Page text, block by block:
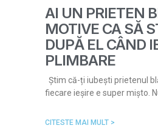
AI UN PRIETEN
MOTIVE CA SĂ
DUPĂ EL CÂND
PLIMBARE
Știm că-ți iubești prietenul
fiecare ieșire e super mișto.
CITESTE MAI MULT >